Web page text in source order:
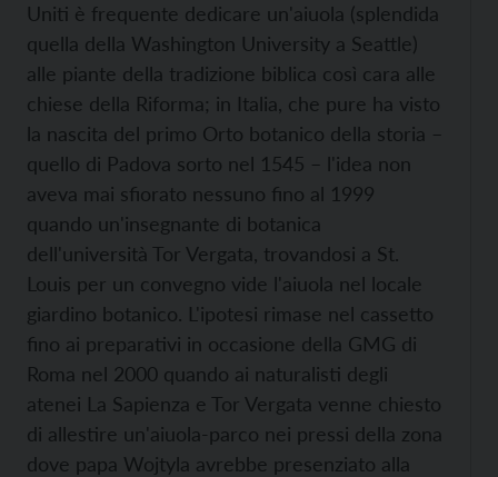
Uniti è frequente dedicare un'aiuola (splendida
quella della Washington University a Seattle)
alle piante della tradizione biblica così cara alle
chiese della Riforma; in Italia, che pure ha visto
la nascita del primo Orto botanico della storia –
quello di Padova sorto nel 1545 – l'idea non
aveva mai sfiorato nessuno fino al 1999
quando un'insegnante di botanica
dell'università Tor Vergata, trovandosi a St.
Louis per un convegno vide l'aiuola nel locale
giardino botanico. L'ipotesi rimase nel cassetto
fino ai preparativi in occasione della GMG di
Roma nel 2000 quando ai naturalisti degli
atenei La Sapienza e Tor Vergata venne chiesto
di allestire un'aiuola-parco nei pressi della zona
dove papa Wojtyla avrebbe presenziato alla